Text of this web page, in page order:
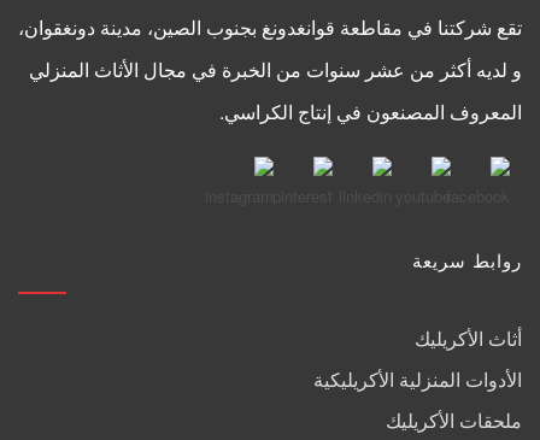
تقع شركتنا في مقاطعة قوانغدونغ بجنوب الصين، مدينة دونغقوان،
و لديه أكثر من عشر سنوات من الخبرة في مجال الأثاث المنزلي
المعروف المصنعون في إنتاج الكراسي.
روابط سريعة
أثاث الأكريليك
الأدوات المنزلية الأكريليكية
ملحقات الأكريليك